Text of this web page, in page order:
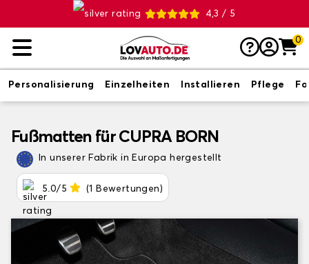
4,3 / 5
0
Personalisierung Einzelheiten Installieren Pflege
Fußmatten für CUPRA BORN
In unserer Fabrik in Europa hergestellt
5.0/5 (1 Bewertungen)